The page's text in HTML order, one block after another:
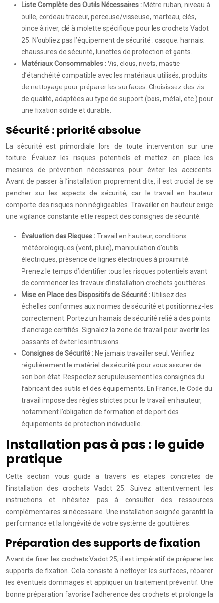
Liste Complète des Outils Nécessaires : Mètre ruban, niveau à
bulle, cordeau traceur, perceuse/visseuse, marteau, clés,
pince à river, clé à molette spécifique pour les crochets Vadot
25. N’oubliez pas l’équipement de sécurité : casque, harnais,
chaussures de sécurité, lunettes de protection et gants.
Matériaux Consommables :Vis, clous, rivets, mastic
d’étanchéité compatible avec les matériaux utilisés, produits
de nettoyage pour préparer les surfaces. Choisissez des vis
de qualité, adaptées au type de support (bois, métal, etc.) pour
une fixation solide et durable.
Sécurité : priorité absolue
La sécurité est primordiale lors de toute intervention sur une
toiture. Évaluez les risques potentiels et mettez en place les
mesures de prévention nécessaires pour éviter les accidents.
Avant de passer à l’installation proprement dite, il est crucial de se
pencher sur les aspects de sécurité, car le travail en hauteur
comporte des risques non négligeables. Travailler en hauteur exige
une vigilance constante et le respect des consignes de sécurité.
Évaluation des Risques :Travail en hauteur, conditions
météorologiques (vent, pluie), manipulation d’outils
électriques, présence de lignes électriques à proximité.
Prenez le temps d’identifier tous les risques potentiels avant
de commencer les travaux d’installation crochets gouttières.
Mise en Place des Dispositifs de Sécurité :Utilisez des
échelles conformes aux normes de sécurité et positionnez-les
correctement. Portez un harnais de sécurité relié à des points
d’ancrage certifiés. Signalez la zone de travail pour avertir les
passants et éviter les intrusions.
Consignes de Sécurité : Ne jamais travailler seul. Vérifiez
régulièrement le matériel de sécurité pour vous assurer de
son bon état. Respectez scrupuleusement les consignes du
fabricant des outils et des équipements. En France, le Code du
travail impose des règles strictes pour le travail en hauteur,
notamment l’obligation de formation et de port des
équipements de protection individuelle.
Installation pas à pas : le guide
pratique
Cette section vous guide à travers les étapes concrètes de
l’installation des crochets Vadot 25. Suivez attentivement les
instructions et n’hésitez pas à consulter des ressources
complémentaires si nécessaire. Une installation soignée garantit la
performance et la longévité de votre système de gouttières.
Préparation des supports de fixation
Avant de fixer les crochets Vadot 25, il est impératif de préparer les
supports de fixation. Cela consiste à nettoyer les surfaces, réparer
les éventuels dommages et appliquer un traitement préventif. Une
bonne préparation favorise l’adhérence des crochets et prolonge la